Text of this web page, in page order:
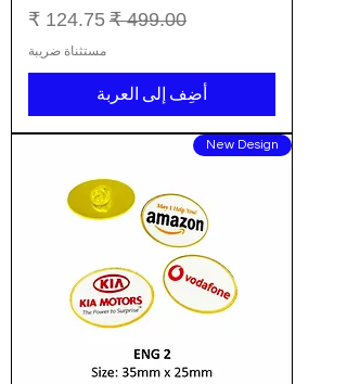
سعر عاديسعر البيع
مستثناة ضريبة
أضِف إلى العربة
New Design